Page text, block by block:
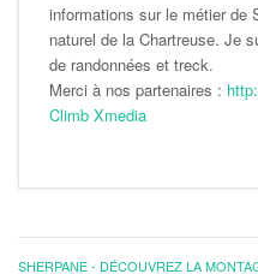
informations sur le métier de
naturel de la Chartreuse. Je
de randonnées et treck.
Merci à nos partenaires :
Climb Xmedia
SHERPANE - DÉCOUVREZ LA